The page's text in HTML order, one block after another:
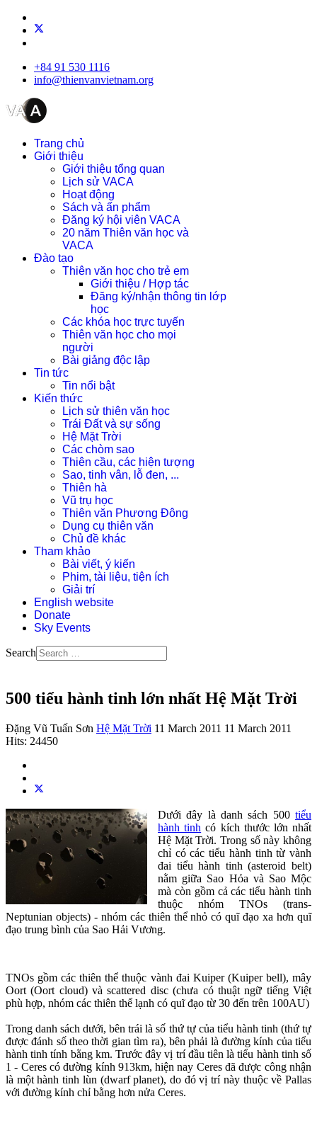
+84 91 530 1116
info@thienvanvietnam.org
Trang chủ
Giới thiệu
Giới thiệu tổng quan
Lịch sử VACA
Hoạt động
Sách và ấn phẩm
Đăng ký hội viên VACA
20 năm Thiên văn học và
VACA
Đào tạo
Thiên văn học cho trẻ em
Giới thiệu / Hợp tác
Đăng ký/nhận thông tin lớp
học
Các khóa học trực tuyến
Thiên văn học cho mọi
người
Bài giảng độc lập
Tin tức
Tin nổi bật
Kiến thức
Lịch sử thiên văn học
Trái Đất và sự sống
Hệ Mặt Trời
Các chòm sao
Thiên cầu, các hiện tượng
Sao, tinh vân, lỗ đen, ...
Thiên hà
Vũ trụ học
Thiên văn Phương Đông
Dụng cụ thiên văn
Chủ đề khác
Tham khảo
Bài viết, ý kiến
Phim, tài liệu, tiện ích
Giải trí
English website
Donate
Sky Events
Search
500 tiểu hành tinh lớn nhất Hệ Mặt Trời
Đặng Vũ Tuấn Sơn Hệ Mặt Trời 11 March 2011 11 March 2011
Hits: 24450
Dưới đây là danh sách 500 tiểu
hành tinh có kích thước lớn nhất
Hệ Mặt Trời. Trong số này không
chỉ có các tiểu hành tinh từ vành
đai tiểu hành tinh (asteroid belt)
nằm giữa Sao Hỏa và Sao Mộc
mà còn gồm cả các tiểu hành tinh
thuộc nhóm TNOs (trans-
Neptunian objects) - nhóm các thiên thể nhỏ có quĩ đạo xa hơn quĩ
đạo trung bình của Sao Hải Vương.
TNOs gồm các thiên thể thuộc vành đai Kuiper (Kuiper bell), mây
Oort (Oort cloud) và scattered disc (chưa có thuật ngữ tiếng Việt
phù hợp, nhóm các thiên thể lạnh có quĩ đạo từ 30 đến trên 100AU)
Trong danh sách dưới, bên trái là số thứ tự của tiểu hành tinh (thứ tự
được đánh số theo thời gian tìm ra), bên phải là đường kính của tiểu
hành tinh tính bằng km. Trước đây vị trí đầu tiên là tiểu hành tinh số
1 - Ceres có đường kính 913km, hiện nay Ceres đã được công nhận
là một hành tinh lùn (dwarf planet), do đó vị trí này thuộc về Pallas
với đường kính chỉ bằng hơn nửa Ceres.